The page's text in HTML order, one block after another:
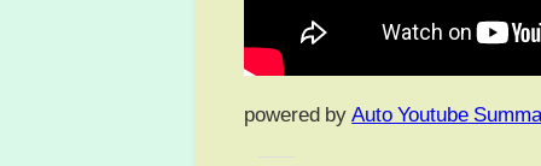
powered by Auto Youtube